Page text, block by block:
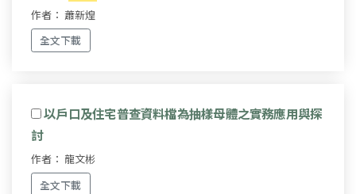
作者： 蕭新煌
全文下載
以戶口及住宅普查資料檔為抽樣母體之實務應用與探
討
作者： 龍文彬
全文下載